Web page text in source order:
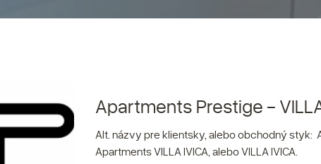
Apartments Prestige -
Alt. názvy pre klientsky, alebo obchodný styk:
Apartments VILLA IVICA, alebo VILLA IVICA.